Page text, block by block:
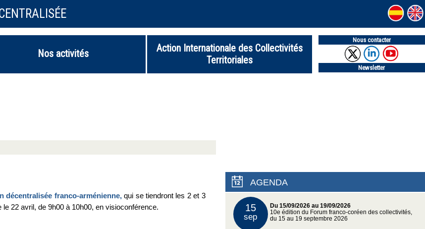
Nos activités
Action Internationale des Collectivités
Territoriales
Nous contacter
Newsletter
décentralisée franco-arménienne,qui se tiendront les 2 et 3
22 avril, de 9h00 à 10h00, en visioconférence.
AGENDA
15
sep
Du 15/09/2026 au 19/09/2026
10e édition du Forum franco-coréen des collectivités,
du 15 au 19 septembre 2026